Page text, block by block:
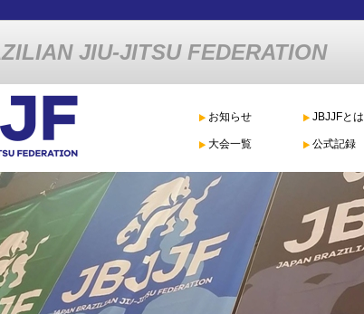
JIU-JITSU FEDERATION
お知らせ JBJJFとは
大会一覧 公式記録